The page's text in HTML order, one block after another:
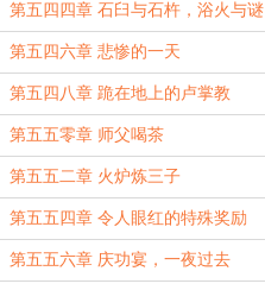
第五四四章 石臼与石杵，浴火与谜
底
第五四六章 悲惨的一天
第五四八章 跪在地上的卢掌教
第五五零章 师父喝茶
第五五二章 火炉炼三子
第五五四章 令人眼红的特殊奖励
第五五六章 庆功宴，一夜过去